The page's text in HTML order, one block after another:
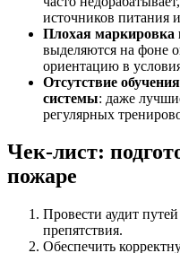
источников питания
Плохая маркировка
выделяются на фоне
ориентацию в
Отсутствие
системы: даже
регулярных
Чек-лист:
пожаре
Провести аудит
препятствия.
Обеспечить